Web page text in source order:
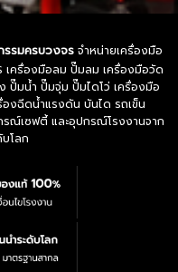
รรมครบวงจรจำหน่ายเครื่องมือ
เครื่องมือลม ปั๊มลม เครื่องมือวัด
ปั๊มน้ำ ปั๊มจุ่ม ปั๊มไดโว่ เครื่องมือ
งฉีดน้ำแรงดัน บันได รถเข็น
ณ์เซฟตี้ และอุปกรณ์โรงงานจาก
โลก